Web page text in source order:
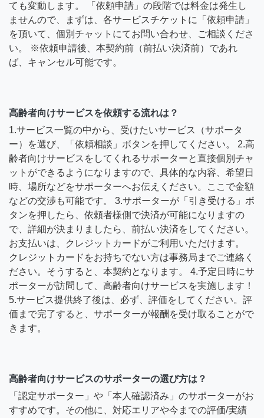
ても変動します。 「依頼申請」の段階では料金は発生し
ませんので、まずは、各サービスチケットに「依頼申請」
を頂いて、個別チャットにてお問い合わせ、ご相談くださ
い。 ※依頼申請後、本契約前（前払い決済前）であれ
ば、キャンセル可能です。
高齢者向けサービスを依頼する流れは？
1.サービス一覧の中から、受けたいサービス（サポータ
ー）を選び、「依頼相談」ボタンを押してください。 2.高
齢者向けサービスをしてくれるサポーターと直接個別チャ
ットができるようになりますので、具体的な内容、希望日
時、場所などをサポーターへお伝えください。ここで金額
などの交渉も可能です。 3.サポーターが「引き受ける」ボ
タンを押したら、依頼者様側で決済が可能になりますの
で、詳細が決まりましたら、前払い決済をしてください。
お支払いは、クレジットカードがご利用いただけます。
クレジットカードをお持ちでない方は事務局までご連絡く
ださい。そうすると、本契約となります。 4.予定日時にサ
ポーターが訪問して、高齢者向けサービスを実施します！
5.サービス提供終了後は、必ず、評価をしてください。評
価まで完了すると、サポーターが報酬を受け取ることがで
きます。
高齢者向けサービスのサポーターの選び方は？
「認定サポーター」や「本人確認済み」のサポーターがお
すすめです。その他に、対応エリアや今までの評価/実績